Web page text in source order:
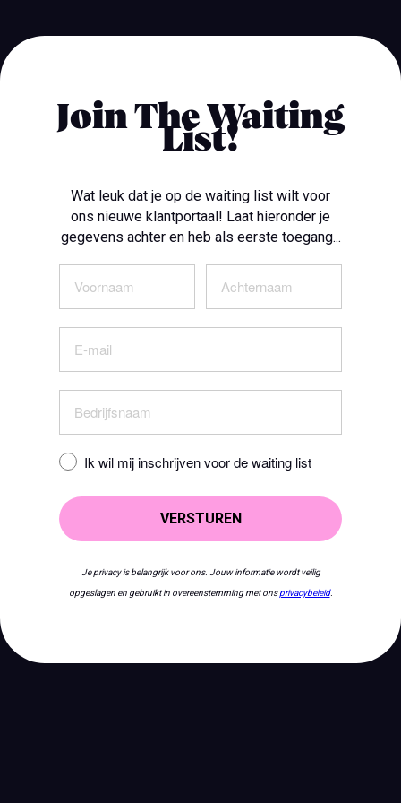
Join The Waiting
List!
Wat leuk dat je op de waiting list wilt voor
ons nieuwe klantportaal! Laat hieronder je
gegevens achter en heb als eerste toegang...
Ik wil mij inschrijven voor de waiting list
VERSTUREN
Je privacy is belangrijk voor ons. Jouw informatie wordt veilig
opgeslagen en gebruikt in overeenstemming met onsprivacybeleid.